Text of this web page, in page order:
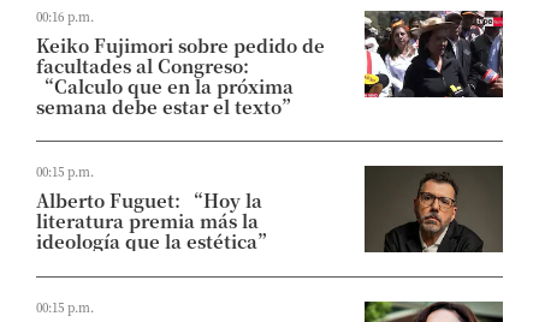
00:16 p.m.
Keiko Fujimori sobre pedido de
facultades al Congreso:
“Calculo que en la próxima
semana debe estar el texto”
00:15 p.m.
Alberto Fuguet: “Hoy la
literatura premia más la
ideología que la estética”
00:15 p.m.